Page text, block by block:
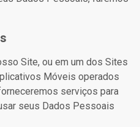
Site, ou em um dos Sites
Móveis operados
serviços para
seus Dados Pessoais